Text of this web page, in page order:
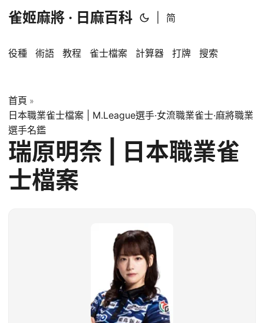
雀姬麻將 · 日麻百科 简
役種 術語 教程 雀士檔案 計算器 打牌 搜索
首頁 »
日本職業雀士檔案 | M.League選手·女流職業雀士·麻將職業
選手名鑑
瑞原明奈 | 日本職業雀
士檔案